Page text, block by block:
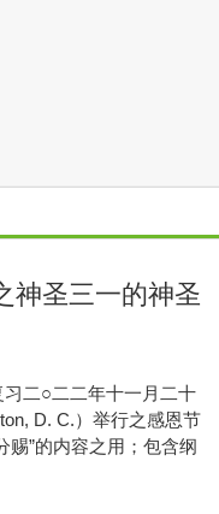
神圣三一的神圣
二○二二年十一月二十
D. C.）举行之感恩节
赐”的内容之用；包含纲